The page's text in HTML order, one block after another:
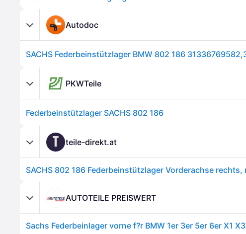
Autodoc
PKWTeile
Federbeinstützlager SACHS 802 186
T teile-direkt.at
AUTOTEILE PREISWERT
Sachs Federbeinlager vorne f?r BMW 1er 3er 5er 6er X1 X3